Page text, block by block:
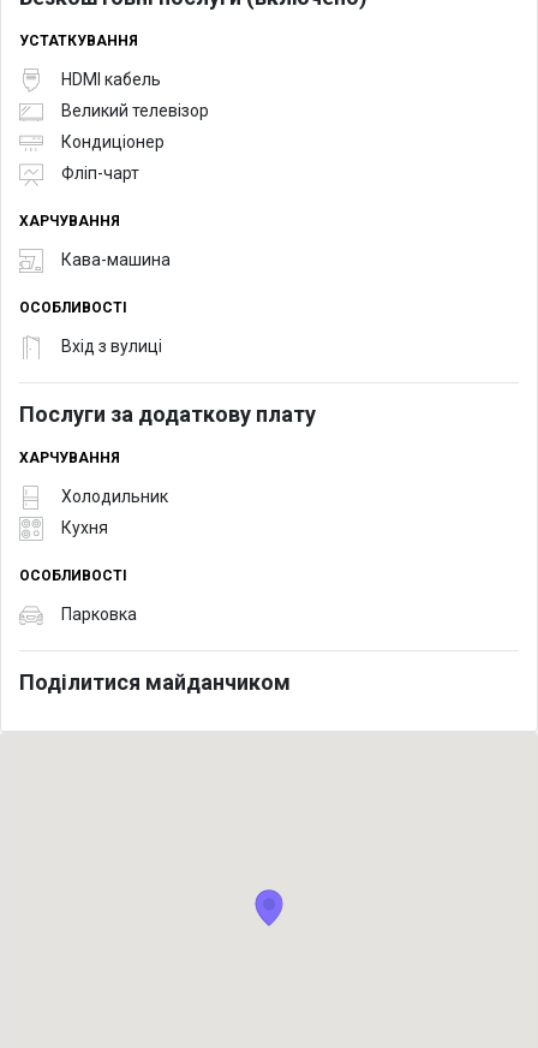
УСТАТКУВАННЯ
HDMI кабель
Великий телевізор
Кондиціонер
Фліп-чарт
ХАРЧУВАННЯ
Кава-машина
ОСОБЛИВОСТІ
Вхід з вулиці
Послуги за додаткову плату
ХАРЧУВАННЯ
Холодильник
Кухня
ОСОБЛИВОСТІ
Парковка
Поділитися майданчиком